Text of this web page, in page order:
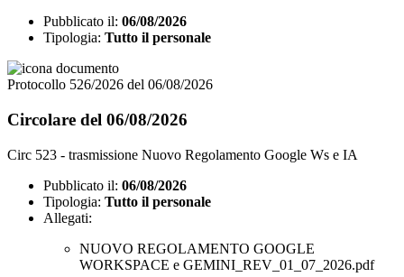
Pubblicato il: 06/08/2026
Tipologia: Tutto il personale
Protocollo 526/2026 del 06/08/2026
Circolare del 06/08/2026
Circ 523 - trasmissione Nuovo Regolamento Google Ws e IA
Pubblicato il: 06/08/2026
Tipologia: Tutto il personale
Allegati:
NUOVO REGOLAMENTO GOOGLE
WORKSPACE e GEMINI_REV_01_07_2026.pdf